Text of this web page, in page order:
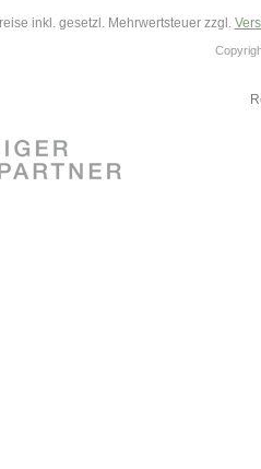
inkl. gesetzl. Mehrwertsteuer zzgl.